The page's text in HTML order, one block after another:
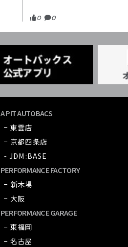
0 0
A PIT AUTOBACS
− 東雲店
− 京都四条店
- JDM:BASE
PERFORMANCE FACTORY
− 新木場
− 大阪
PERFORMANCE GARAGE
− 東福岡
− 名古屋